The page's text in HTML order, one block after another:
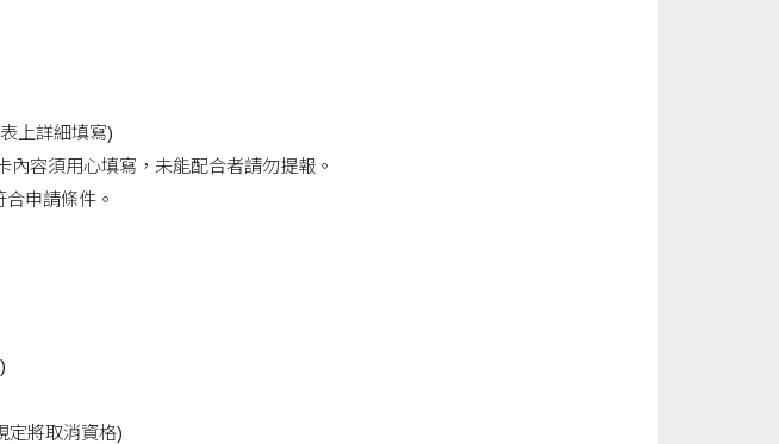
上詳細填寫)
容須用心填寫，未能配合者請勿提報。
申請條件。
定將取消資格)